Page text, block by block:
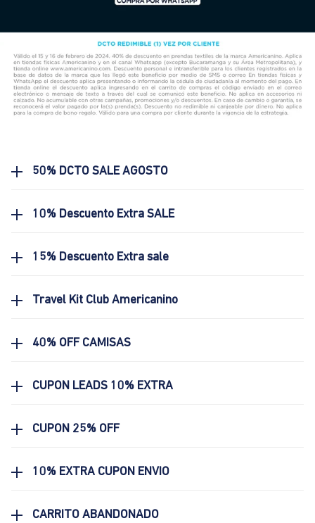
50% DCTO SALE AGOSTO
10% Descuento Extra SALE
15% Descuento Extra sale
Travel Kit Club Americanino
40% OFF CAMISAS
CUPON LEADS 10% EXTRA
CUPON 25% OFF
10% EXTRA CUPON ENVIO
CARRITO ABANDONADO